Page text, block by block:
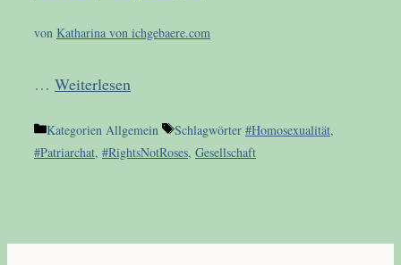
von Katharina von ichgebaere.com
… Weiterlesen
Kategorien Allgemein Schlagwörter #Homosexualität,
#Patriarchat, #RightsNotRoses, Gesellschaft